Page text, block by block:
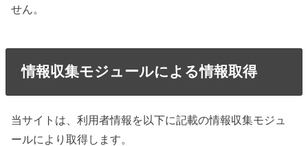
せん。
情報収集モジュールによる情報取得
当サイトは、利用者情報を以下に記載の情報収集モジュ
ールにより取得します。